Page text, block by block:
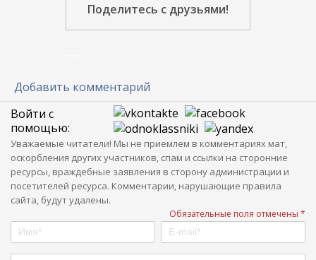
Поделитесь с друзьями!
Добавить комментарий
Войти с
помощью:
Уважаемые читатели! Мы не приемлем в комментариях мат,
оскорбления других участников, спам и ссылки на сторонние
ресурсы, враждебные заявления в сторону администрации и
посетителей ресурса. Комментарии, нарушающие правила
сайта, будут удалены.
Обязательные поля отмечены *